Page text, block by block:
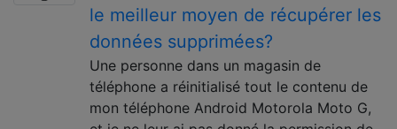
le meilleur moyen de récupérer les
données supprimées?
Une personne dans un magasin de
téléphone a réinitialisé tout le contenu de
mon téléphone Android Motorola Moto G,